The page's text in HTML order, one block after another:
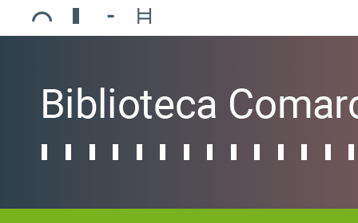
Ajuntament de Mollerussa
Biblioteca Comarcal Jaume Vila
Piscines de Mollerussa